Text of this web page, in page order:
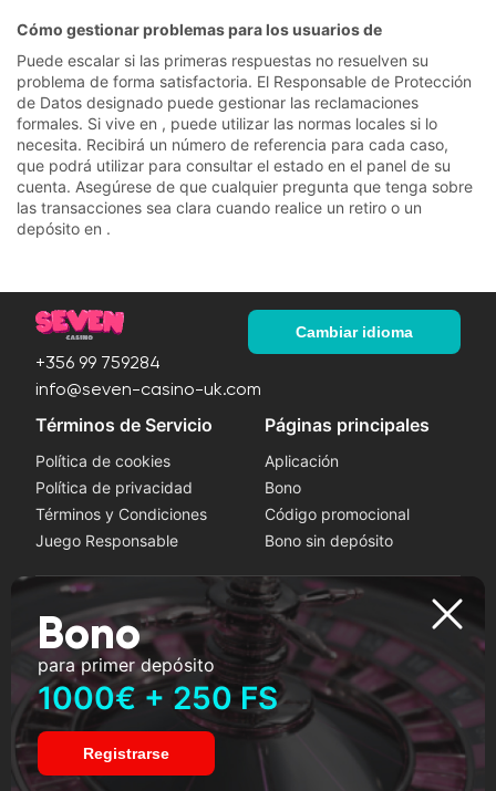
Cómo gestionar problemas para los usuarios de
Puede escalar si las primeras respuestas no resuelven su
problema de forma satisfactoria. El Responsable de Protección
de Datos designado puede gestionar las reclamaciones
formales. Si vive en , puede utilizar las normas locales si lo
necesita. Recibirá un número de referencia para cada caso,
que podrá utilizar para consultar el estado en el panel de su
cuenta. Asegúrese de que cualquier pregunta que tenga sobre
las transacciones sea clara cuando realice un retiro o un
depósito en .
Bono
para primer depósito
1000€ + 250 FS
Registrarse
Cambiar idioma
+356 99 759284
info@seven-casino-uk.com
Términos de Servicio
Política de cookies
Política de privacidad
Términos y Condiciones
Juego Responsable
Páginas principales
Aplicación
Bono
Código promocional
Bono sin depósito
Juega a lo seguro
Si nota síntomas de adicción al juego, busque ayuda de
un profesional. Este sitio web está destinado a usuarios de
18 años o más.